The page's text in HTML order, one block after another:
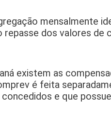
mensalmente
dos valores de
existem as
é feita
e que